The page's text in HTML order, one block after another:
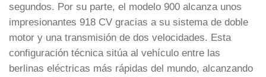
segundos. Por su parte, el modelo 900 alcanza unos
impresionantes 918 CV gracias a su sistema de doble
motor y una transmisión de dos velocidades. Esta
configuración técnica sitúa al vehículo entre las
berlinas eléctricas más rápidas del mundo, alcanzando